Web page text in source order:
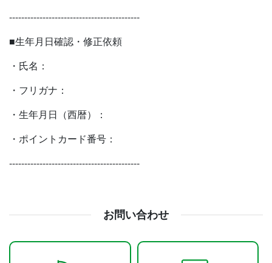
-------------------------------------------
■生年月日確認・修正依頼
・氏名：
・フリガナ：
・生年月日（西暦）：
・ポイントカード番号：
-------------------------------------------
お問い合わせ